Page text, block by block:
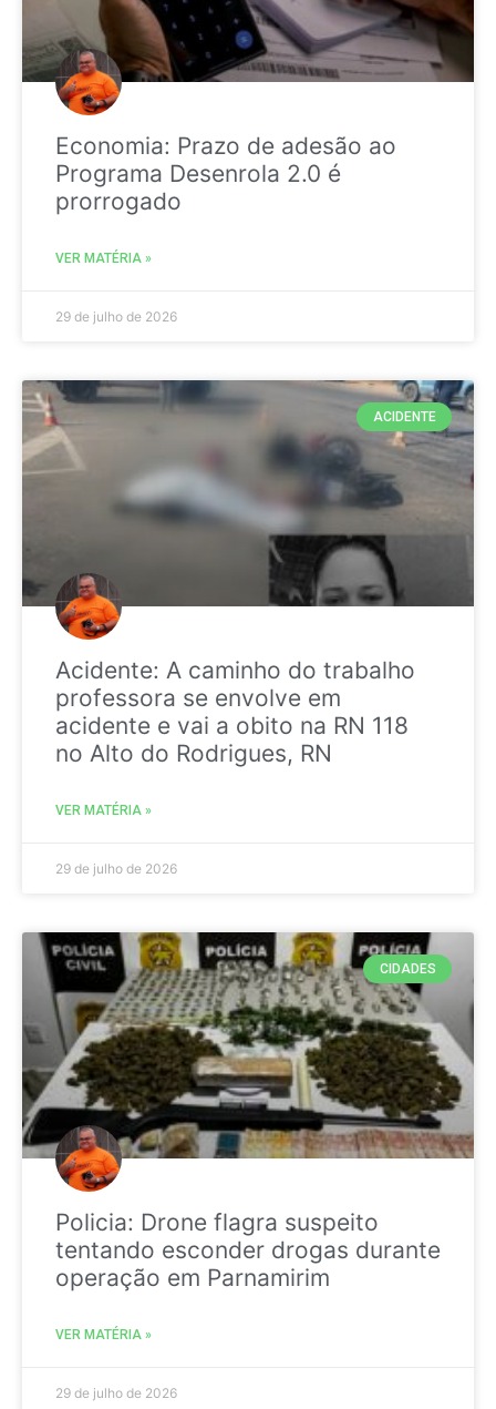
Economia: Prazo de adesão ao
Programa Desenrola 2.0 é
prorrogado
VER MATÉRIA »
29 de julho de 2026
ACIDENTE
Acidente: A caminho do trabalho
professora se envolve em
acidente e vai a obito na RN 118
no Alto do Rodrigues, RN
VER MATÉRIA »
29 de julho de 2026
CIDADES
Policia: Drone flagra suspeito
tentando esconder drogas durante
operação em Parnamirim
VER MATÉRIA »
29 de julho de 2026